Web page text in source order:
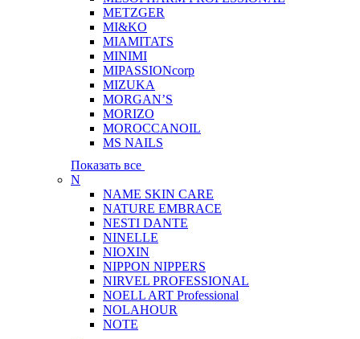
METZGER
MI&KO
MIAMITATS
MINIMI
MIPASSIONcorp
MIZUKA
MORGAN’S
MORIZO
MOROCCANOIL
MS NAILS
Показать все
N
NAME SKIN CARE
NATURE EMBRACE
NESTI DANTE
NINELLE
NIOXIN
NIPPON NIPPERS
NIRVEL PROFESSIONAL
NOELL ART Professional
NOLAHOUR
NOTE